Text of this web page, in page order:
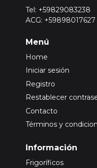
Tel: +59829083238
ACG: +59898017627
Menú
Home
Iniciar sesión
Registro
Restablecer
Contacto
Términos y
Información
Frigoríficos